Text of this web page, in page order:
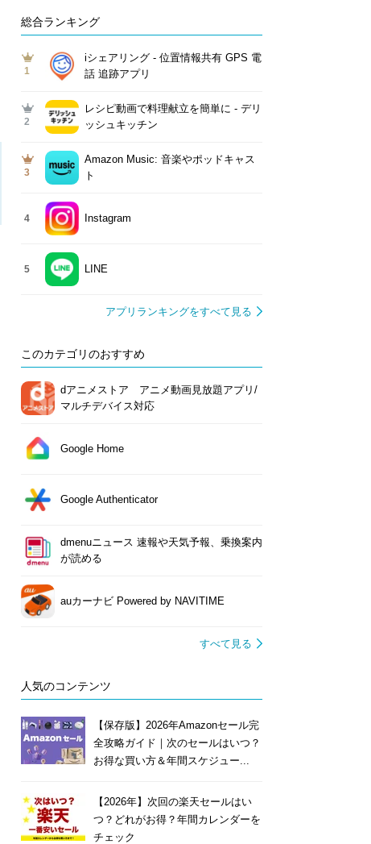
総合ランキング
1
iシェアリング - 位置情報共有 GPS 電
話 追跡アプリ
2
レシピ動画で料理献立を簡単‪に - デリ
ッシュキッチン
3
Amazon Music: 音楽やポッドキャス
ト
4 Instagram
5 LINE
アプリランキングをすべて見る
このカテゴリのおすすめ
dアニメストア アニメ動画見放題アプリ/
マルチデバイス対応
Google Home
Google Authenticator
dmenuニュース 速報や天気予報、乗換案内
が読める
auカーナビ Powered by NAVITIME
すべて見る
人気のコンテンツ
【保存版】2026年Amazonセール完
全攻略ガイド｜次のセールはいつ？
お得な買い方＆年間スケジュー...
【2026年】次回の楽天セールはい
つ？どれがお得？年間カレンダーを
チェック